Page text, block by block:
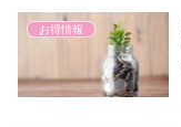
お得情報